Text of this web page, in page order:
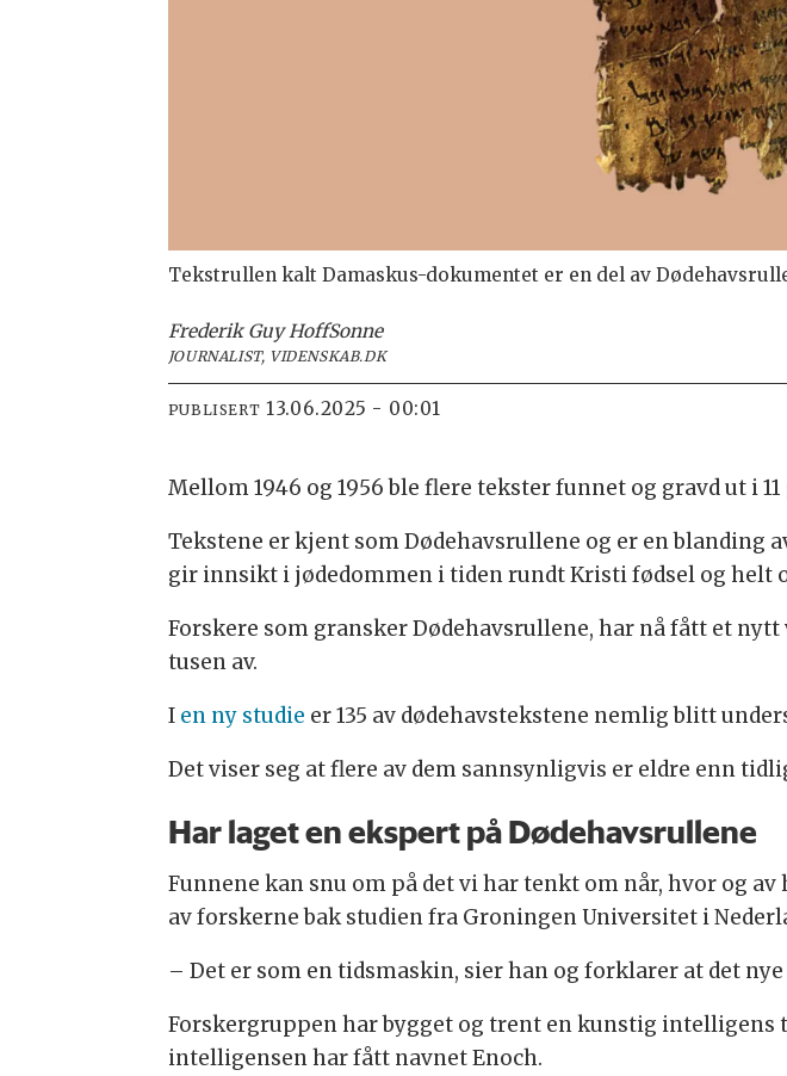
Tekstrullen kalt Damaskus-dokumentet er en del av
Frederik Guy HoffSonne
JOURNALIST, VIDENSKAB.DK
PUBLISERT 13.06.2025 - 00:01
Mellom 1946 og 1956 ble flere tekster funnet og gravd ut i
Tekstene er kjent som Dødehavsrullene og er en blanding
gir innsikt i jødedommen i tiden rundt Kristi fødsel og helt
Forskere som gransker Dødehavsrullene, har nå fått et
tusen av.
I en ny studie er 135 av dødehavstekstene nemlig blitt
Det viser seg at flere av dem sannsynligvis er eldre enn
Har laget en ekspert på Dødehavsrullene
Funnene kan snu om på det vi har tenkt om når, hvor og
av forskerne bak studien fra Groningen Universitet i
– Det er som en tidsmaskin, sier han og forklarer at det
Forskergruppen har bygget og trent en kunstig
intelligensen har fått navnet Enoch.